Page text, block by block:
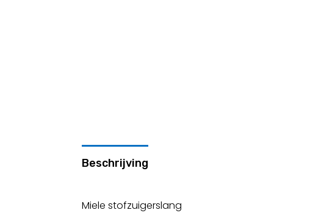
Beschrijving
Miele stofzuigerslang